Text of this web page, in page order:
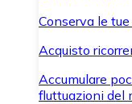
Conserva le
Acquisto
Accumulare
fluttuazioni del